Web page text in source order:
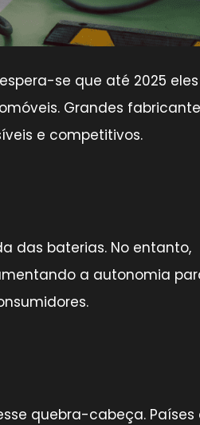
se que até 2025 eles
Grandes
e competitivos.
das baterias. No entanto,
a autonomia
quebra-cabeça. Países